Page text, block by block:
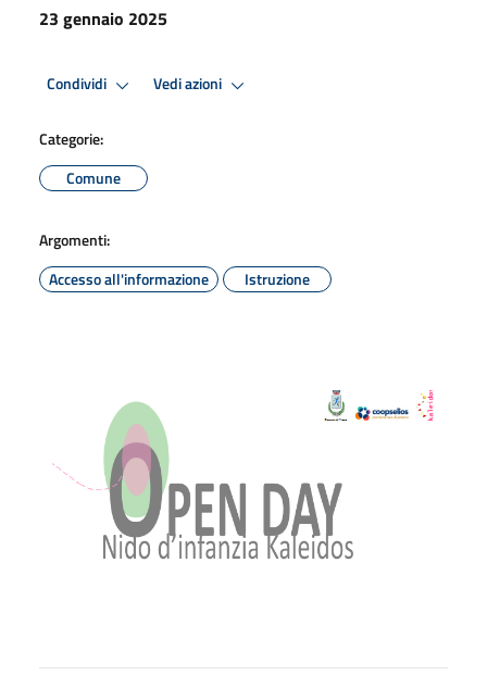
23 gennaio 2025
Condividi Vedi azioni
Categorie:
Comune
Argomenti:
Accesso all'informazione
Istruzione